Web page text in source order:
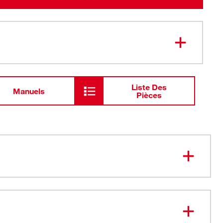
Manuels
Liste Des
Pièces
LA PLUS DROITE